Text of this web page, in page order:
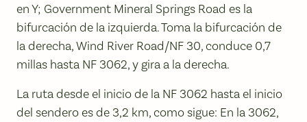
en Y; Government Mineral Springs Road es la
bifurcación de la izquierda. Toma la bifurcación de
la derecha, Wind River Road/NF 30, conduce 0,7
millas hasta NF 3062, y gira a la derecha.
La ruta desde el inicio de la NF 3062 hasta el inicio
del sendero es de 3,2 km, como sigue: En la 3062,